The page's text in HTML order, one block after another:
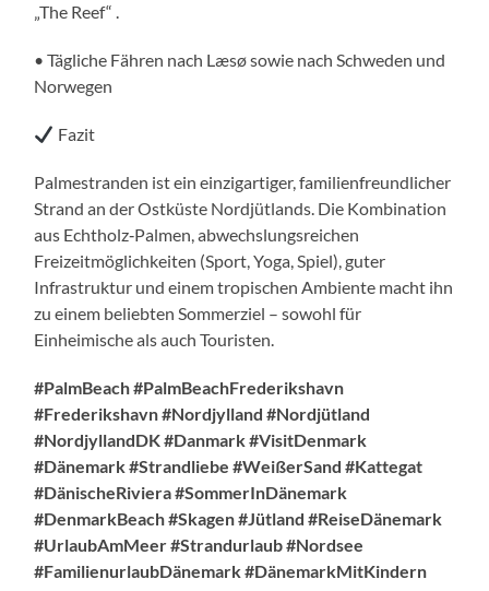
„The Reef“ .
• Tägliche Fähren nach Læsø sowie nach Schweden und
Norwegen
Fazit
Palmestranden ist ein einzigartiger, familienfreundlicher
Strand an der Ostküste Nordjütlands. Die Kombination
aus Echtholz‑Palmen, abwechslungsreichen
Freizeitmöglichkeiten (Sport, Yoga, Spiel), guter
Infrastruktur und einem tropischen Ambiente macht ihn
zu einem beliebten Sommerziel – sowohl für
Einheimische als auch Touristen.
#PalmBeach #PalmBeachFrederikshavn
#Frederikshavn #Nordjylland #Nordjütland
#NordjyllandDK #Danmark #VisitDenmark
#Dänemark #Strandliebe #WeißerSand #Kattegat
#DänischeRiviera #SommerInDänemark
#DenmarkBeach #Skagen #Jütland #ReiseDänemark
#UrlaubAmMeer #Strandurlaub #Nordsee
#FamilienurlaubDänemark #DänemarkMitKindern